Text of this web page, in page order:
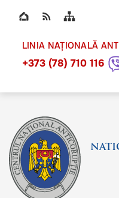
Top bar
LINIA NAȚIONALĂ
+373 (78) 710 116